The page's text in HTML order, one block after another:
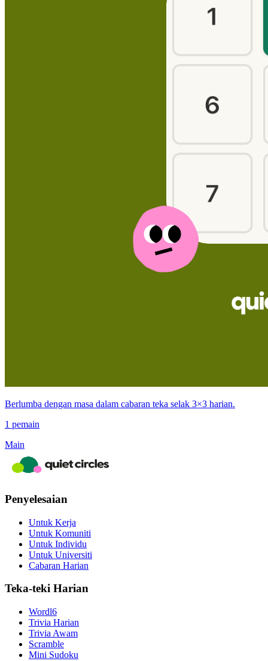
Berlumba dengan masa dalam cabaran teka selak 3×3 harian.
1 pemain
Main
Penyelesaian
Untuk Kerja
Untuk Komuniti
Untuk Individu
Untuk Universiti
Cabaran Harian
Teka-teki Harian
Wordl6
Trivia Harian
Trivia Awam
Scramble
Mini Sudoku